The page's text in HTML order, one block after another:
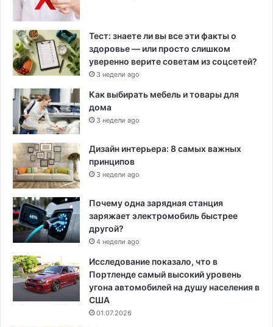
Тест: знаете ли вы все эти факты о
здоровье — или просто слишком
уверенно верите советам из соцсетей?
3 недели ago
Как выбирать мебель и товары для
дома
3 недели ago
Дизайн интерьера: 8 самых важных
принципов
3 недели ago
Почему одна зарядная станция
заряжает электромобиль быстрее
другой?
4 недели ago
Исследование показало, что в
Портленде самый высокий уровень
угона автомобилей на душу населения в
США
01.07.2026